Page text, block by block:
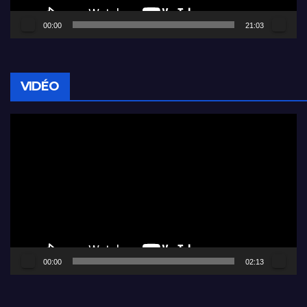
00:00 21:03
VIDÉO
00:00 02:13